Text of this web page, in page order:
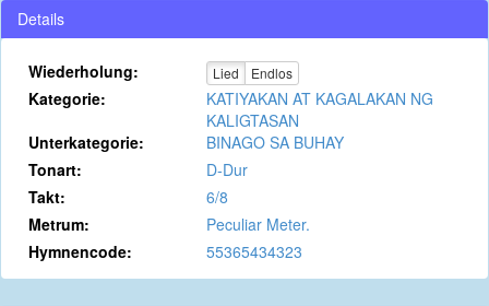
Details
Wiederholung: Lied Endlos
Kategorie:
KATIYAKAN AT KAGALAKAN NG
KALIGTASAN
Unterkategorie:
BINAGO SA BUHAY
Tonart:
D-Dur
Takt:
6/8
Metrum:
Peculiar Meter.
Hymnencode:
55365434323